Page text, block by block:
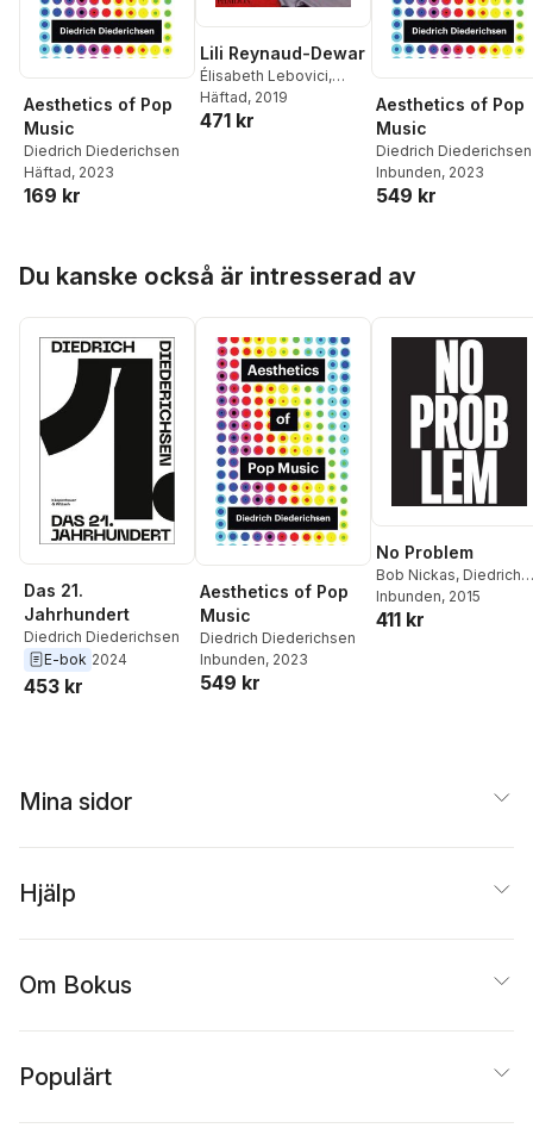
Aesthetics of Pop
Music
Diedrich Diederichsen
Häftad, 2023
169 kr
Lili Reynaud-Dewar
Élisabeth Lebovici,
Diedrich Diederichsen
Monika Szewczyk
Häftad, 2019
471 kr
Aesthetics of Pop
Music
Diedrich Diederichsen
Inbunden, 2023
549 kr
Du kanske också är intresserad av
Das 21.
Jahrhundert
Diedrich Diederichsen
E-bok 2024
453 kr
Aesthetics of Pop
Music
Diedrich Diederichsen
Inbunden, 2023
549 kr
No Problem
Bob Nickas, Diedrich
Diederichsen,Kara
Carmack
Inbunden, 2015
411 kr
Mina sidor
Hjälp
Om Bokus
Populärt